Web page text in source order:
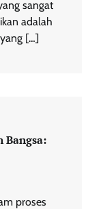
sangat
adalah
[…]
Bangsa:
proses